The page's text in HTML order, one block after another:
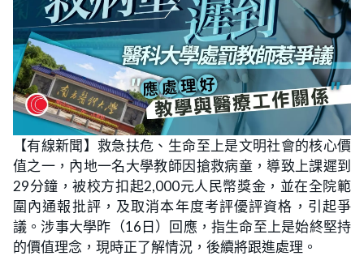
【有線新聞】救急扶危、生命至上是文明社會的核心價
值之一，內地一名大學教師因搶救病童，導致上課遲到
29分鐘，被校方扣起2,000元人民幣獎金，並在全院範
圍內通報批評，及取消本年度考評優評資格，引起爭
議。涉事大學昨（16日）回應，指生命至上是始終堅持
的價值理念，現時正了解情況，後續將跟進處理。